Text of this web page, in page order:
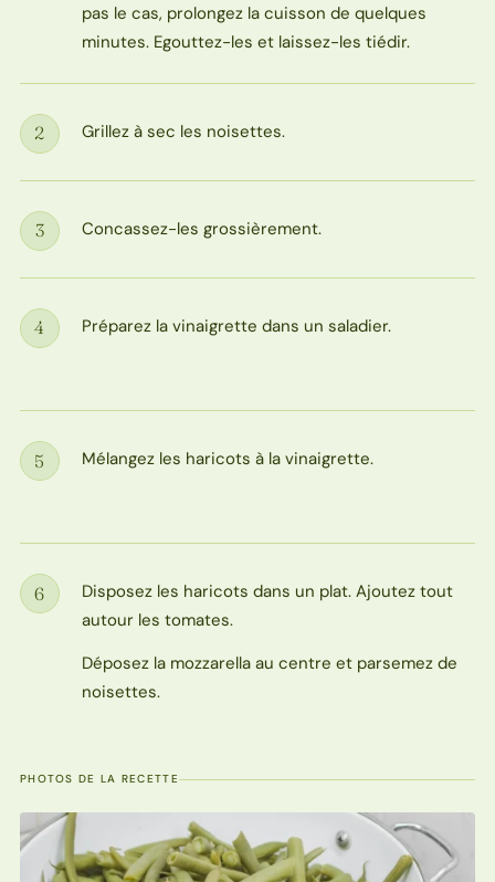
pas le cas, prolongez la cuisson de quelques
minutes. Egouttez-les et laissez-les tiédir.
Étape
2 Grillez à sec les noisettes.
Étape
3 Concassez-les grossièrement.
Étape
4 Préparez la vinaigrette dans un saladier.
Étape
5 Mélangez les haricots à la vinaigrette.
Étape
6
Disposez les haricots dans un plat. Ajoutez tout
autour les tomates.
Déposez la mozzarella au centre et parsemez de
noisettes.
PHOTOS DE LA RECETTE